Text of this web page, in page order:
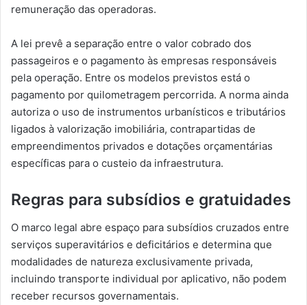
remuneração das operadoras.
A lei prevê a separação entre o valor cobrado dos
passageiros e o pagamento às empresas responsáveis
pela operação. Entre os modelos previstos está o
pagamento por quilometragem percorrida. A norma ainda
autoriza o uso de instrumentos urbanísticos e tributários
ligados à valorização imobiliária, contrapartidas de
empreendimentos privados e dotações orçamentárias
específicas para o custeio da infraestrutura.
Regras para subsídios e gratuidades
O marco legal abre espaço para subsídios cruzados entre
serviços superavitários e deficitários e determina que
modalidades de natureza exclusivamente privada,
incluindo transporte individual por aplicativo, não podem
receber recursos governamentais.